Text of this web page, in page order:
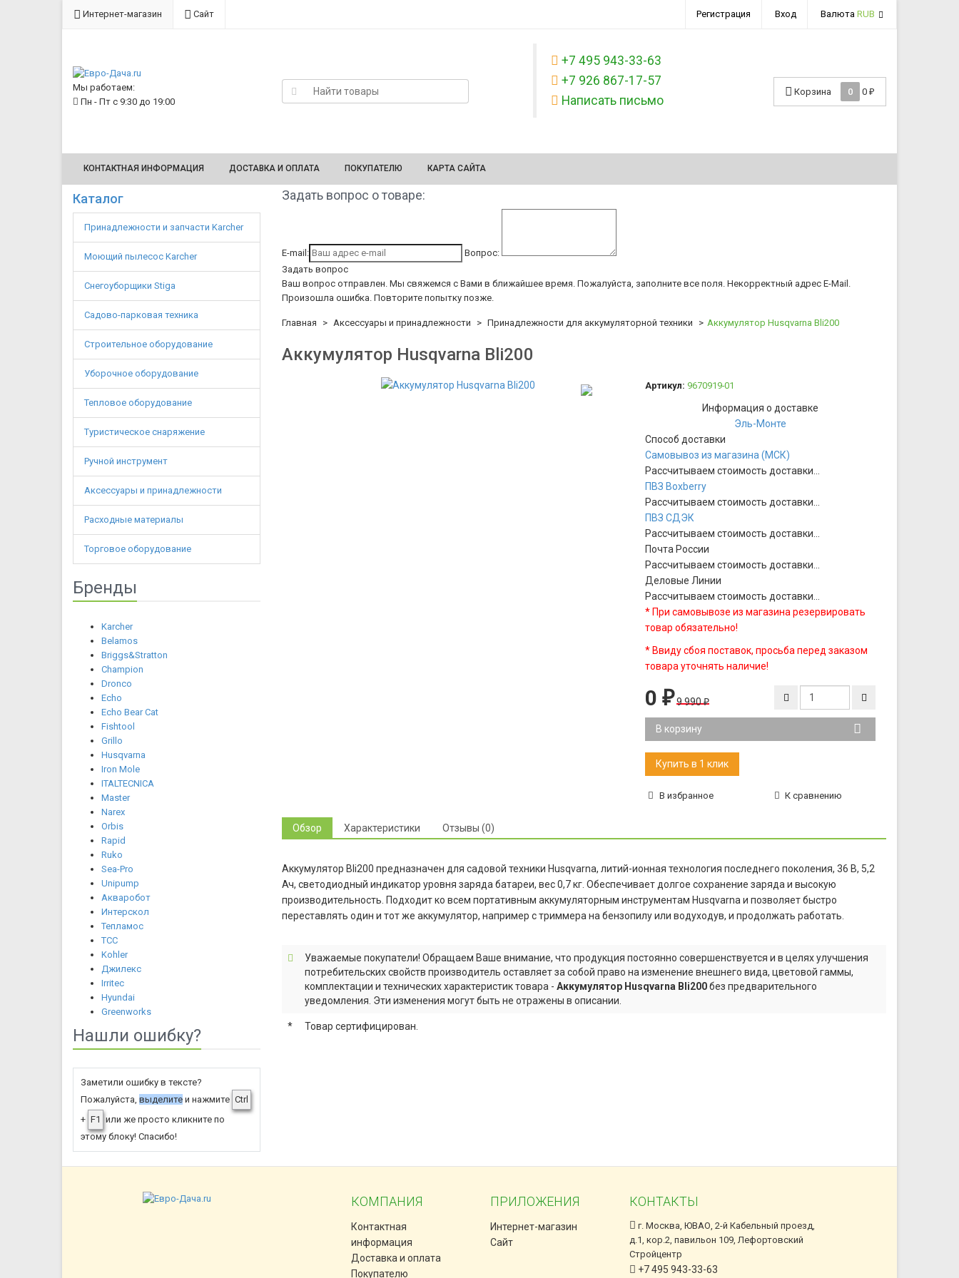
Интернет-магазин Сайт Регистрация Вход Валюта RUB
Мы работаем:
Пн - Пт с 9:30 до 19:00
+7 495 943-33-63
+7 926 867-17-57
Написать письмо
Корзина 0 0 ₽
КОНТАКТНАЯ ИНФОРМАЦИЯ ДОСТАВКА И ОПЛАТА ПОКУПАТЕЛЮ КАРТА САЙТА
Каталог
Принадлежности и запчасти Karcher
Моющий пылесос Karcher
Снегоуборщики Stiga
Садово-парковая техника
Строительное оборудование
Уборочное оборудование
Тепловое оборудование
Туристическое снаряжение
Ручной инструмент
Аксессуары и принадлежности
Расходные материалы
Торговое оборудование
Бренды
Karcher
Belamos
Briggs&Stratton
Champion
Dronco
Echo
Echo Bear Cat
Fishtool
Grillo
Husqvarna
Iron Mole
ITALTECNICA
Master
Narex
Orbis
Rapid
Ruko
Sea-Pro
Unipump
Акваробот
Интерскол
Тепламос
ТСС
Kohler
Джилекс
Irritec
Hyundai
Greenworks
Нашли ошибку?
Заметили ошибку в тексте?
Пожалуйста, выделите и нажмите Ctrl
+ F1 или же просто кликните по
этому блоку! Спасибо!
Задать вопрос о товаре:
E-mail:
Вопрос:
Задать вопрос
Ваш вопрос отправлен. Мы свяжемся с Вами в ближайшее время. Пожалуйста, заполните все поля. Некорректный адрес E-Mail.
Произошла ошибка. Повторите попытку позже.
Главная Аксессуары и принадлежности Принадлежности для аккумуляторной техники Аккумулятор Husqvarna Bli200
Аккумулятор Husqvarna Bli200
Артикул: 9670919-01
Информация о доставке
Эль-Монте
Способ доставки
Самовывоз из магазина (МСК)
Рассчитываем стоимость доставки...
ПВЗ Boxberry
Рассчитываем стоимость доставки...
ПВЗ СДЭК
Рассчитываем стоимость доставки...
Почта России
Рассчитываем стоимость доставки...
Деловые Линии
Рассчитываем стоимость доставки...
* При самовывозе из магазина резервировать
товар обязательно!
* Ввиду сбоя поставок, просьба перед заказом
товара уточнять наличие!
0 ₽9 990₽
В корзину
В избранное К сравнению
Обзор Характеристики Отзывы (0)
Аккумулятор Bli200 предназначен для садовой техники Husqvarna, литий-ионная технология последнего поколения, 36 В, 5,2
Ач, светодиодный индикатор уровня заряда батареи, вес 0,7 кг. Обеспечивает долгое сохранение заряда и высокую
производительность. Подходит ко всем портативным аккумуляторным инструментам Husqvarna и позволяет быстро
переставлять один и тот же аккумулятор, например с триммера на бензопилу или водуходув, и продолжать работать.
Уважаемые покупатели! Обращаем Ваше внимание, что продукция постоянно совершенствуется и в целях улучшения
потребительских свойств производитель оставляет за собой право на изменение внешнего вида, цветовой гаммы,
комплектации и технических характеристик товара - Аккумулятор Husqvarna Bli200без предварительного
уведомления. Эти изменения могут быть не отражены в описании.
* Товар сертифицирован.
КОМПАНИЯ
Контактная
информация
Доставка и оплата
Покупателю
ПРИЛОЖЕНИЯ
Интернет-магазин
Сайт
КОНТАКТЫ
г. Москва, ЮВАО, 2-й Кабельный проезд,
д.1, кор.2, павильон 109, Лефортовский
Стройцентр
+7 495 943-33-63